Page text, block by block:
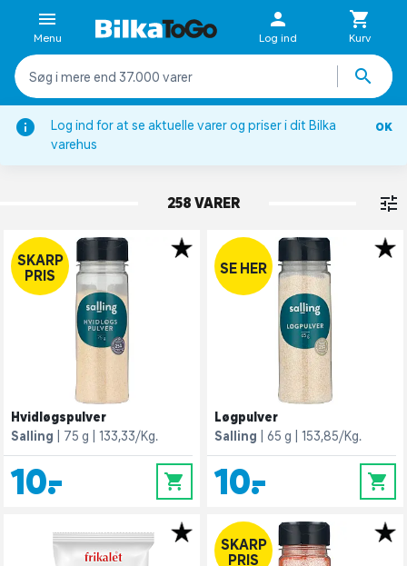
Log ind for at se aktuelle varer og priser i dit Bilka
varehus
OK
Menu Log ind Kurv
Krydderier, bouillon & fond
KRYDDERIER
258 VARER
SKARP
PRIS
Hvidløgspulver
Salling
75 g 133,33/Kg.
10,- 0
SE HER
Løgpulver
Salling
65 g 153,85/Kg.
10,- 0
SKARP
PRIS